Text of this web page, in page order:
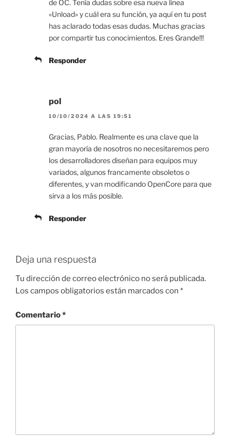
de OC. Tenía dudas sobre esa nueva linea
«Unload» y cuál era su función, ya aquí en tu post
has aclarado todas esas dudas. Muchas gracias
por compartir tus conocimientos. Eres Grande!!!
Responder
pol
10/10/2024 A LAS 19:51
Gracias, Pablo. Realmente es una clave que la
gran mayoría de nosotros no necesitaremos pero
los desarrolladores diseñan para equipos muy
variados, algunos francamente obsoletos o
diferentes, y van modificando OpenCore para que
sirva a los más posible.
Responder
Deja una respuesta
Tu dirección de correo electrónico no será publicada.
Los campos obligatorios están marcados con *
Comentario*